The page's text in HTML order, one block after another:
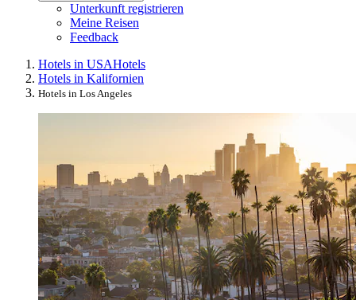
Unterkunft registrieren
Meine Reisen
Feedback
Hotels in USAHotels
Hotels in Kalifornien
Hotels in Los Angeles